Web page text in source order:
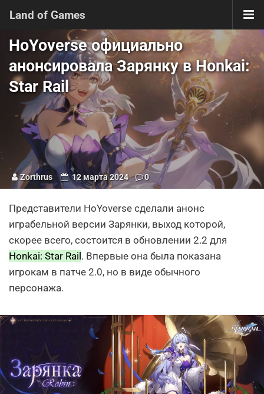
Land of Games
HoYoverse официально
анонсировала Зарянку в Honkai:
Star Rail
Zorthrus 12 марта 2024 0
Представители HoYoverse сделали анонс
играбельной версии Зарянки, выход которой,
скорее всего, состоится в обновлении 2.2 для
Honkai: Star Rail . Впервые она была показана
игрокам в патче 2.0, но в виде обычного
персонажа.